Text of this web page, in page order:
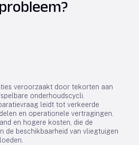
veroorzaakt door tekorten aan
onderhoudscycli.
leidt tot verkeerde
en operationele vertragingen.
en hogere kosten, die de
de beschikbaarheid van vliegtuigen